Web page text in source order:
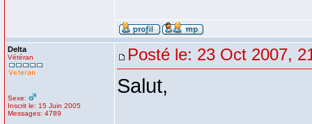
Delta
Vétéran
Sexe:
Inscrit le: 15 Juin 2005
Messages: 4789
Posté le: 23 Oct 2007,
Salut,